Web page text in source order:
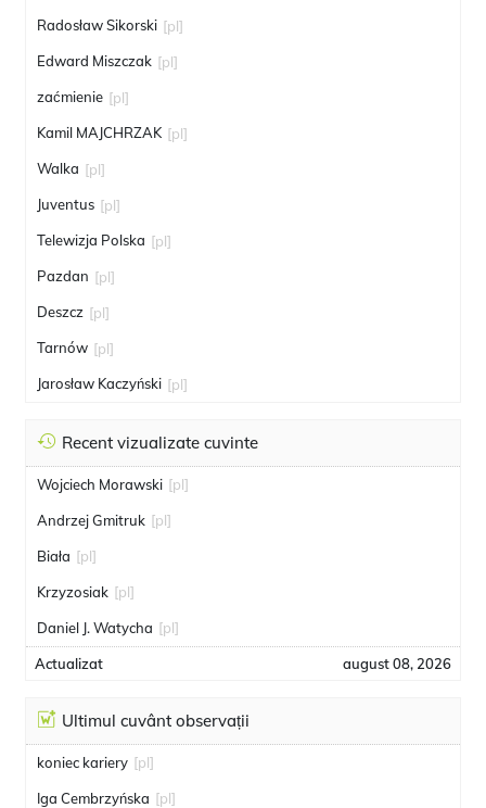
Radosław Sikorski [pl]
Edward Miszczak [pl]
zaćmienie [pl]
Kamil MAJCHRZAK [pl]
Walka [pl]
Juventus [pl]
Telewizja Polska [pl]
Pazdan [pl]
Deszcz [pl]
Tarnów [pl]
Jarosław Kaczyński [pl]
Recent vizualizate cuvinte
Wojciech Morawski [pl]
Andrzej Gmitruk [pl]
Biała [pl]
Krzyzosiak [pl]
Daniel J. Watycha [pl]
Actualizat august 08, 2026
Ultimul cuvânt observații
koniec kariery [pl]
Iga Cembrzyńska [pl]